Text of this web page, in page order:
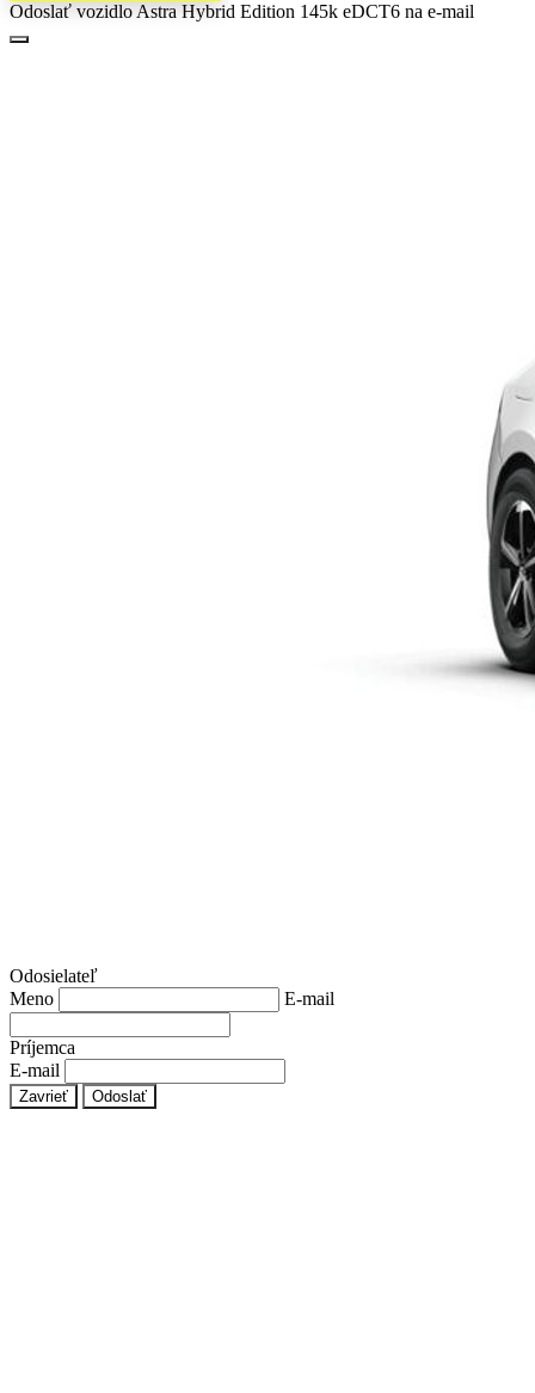
Odoslať vozidlo Astra Hybrid Edition 145k eDCT6 na e-mail
Odosielateľ
Meno
E-mail
Príjemca
E-mail
Zavrieť Odoslať